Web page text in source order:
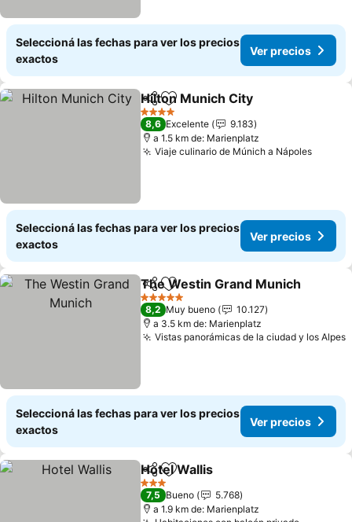
Seleccioná las fechas para ver los precios
exactos
Ver precios
CompartirAñadir a favoritos
Hilton Munich City
4 Estrellas
8,6 Excelente
9.183
a 1.5 km de: Marienplatz
Viaje culinario de Múnich a Nápoles
Seleccioná las fechas para ver los precios
exactos
Ver precios
Compartir
Añadir a favoritos
The Westin Grand Munich
5 Estrellas
8,2 Muy bueno
10.127
a 3.5 km de: Marienplatz
Vistas panorámicas de la ciudad y los Alpes
Seleccioná las fechas para ver los precios
exactos
Ver precios
CompartirAñadir a favoritos
Hotel Wallis
3 Estrellas
7,5 Bueno
5.768
a 1.9 km de: Marienplatz